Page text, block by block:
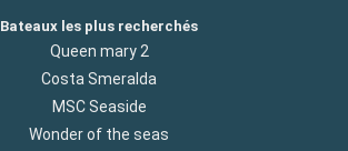
Bateaux les plus recherchés
Queen mary 2
Costa Smeralda
MSC Seaside
Wonder of the seas